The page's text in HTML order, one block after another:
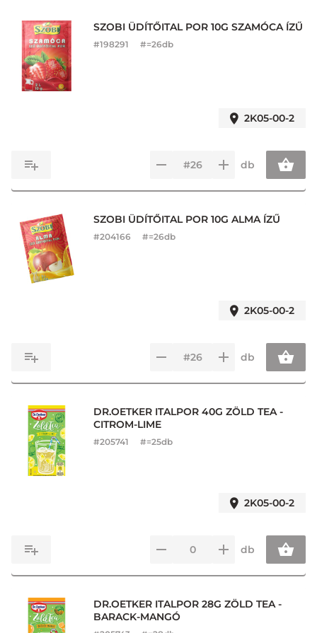
SZOBI ÜDÍTŐITAL POR 10G SZAMÓCA ÍZŰ
#198291 #=26db
2K05-00-2
db
SZOBI ÜDÍTŐITAL POR 10G ALMA ÍZŰ
#204166 #=26db
2K05-00-2
db
DR.OETKER ITALPOR 40G ZÖLD TEA -
CITROM-LIME
#205741 #=25db
2K05-00-2
db
DR.OETKER ITALPOR 28G ZÖLD TEA -
BARACK-MANGÓ